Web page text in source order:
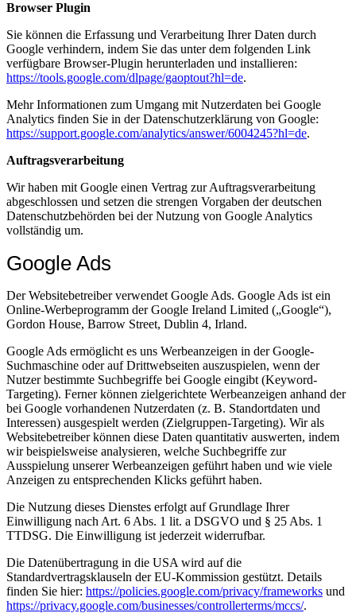
Browser Plugin
Sie können die Erfassung und Verarbeitung Ihrer Daten durch
Google verhindern, indem Sie das unter dem folgenden Link
verfügbare Browser-Plugin herunterladen und installieren:
https://tools.google.com/dlpage/gaoptout?hl=de.
Mehr Informationen zum Umgang mit Nutzerdaten bei Google
Analytics finden Sie in der Datenschutzerklärung von Google:
https://support.google.com/analytics/answer/6004245?hl=de.
Auftragsverarbeitung
Wir haben mit Google einen Vertrag zur Auftragsverarbeitung
abgeschlossen und setzen die strengen Vorgaben der deutschen
Datenschutzbehörden bei der Nutzung von Google Analytics
vollständig um.
Google Ads
Der Websitebetreiber verwendet Google Ads. Google Ads ist ein
Online-Werbeprogramm der Google Ireland Limited („Google“),
Gordon House, Barrow Street, Dublin 4, Irland.
Google Ads ermöglicht es uns Werbeanzeigen in der Google-
Suchmaschine oder auf Drittwebseiten auszuspielen, wenn der
Nutzer bestimmte Suchbegriffe bei Google eingibt (Keyword-
Targeting). Ferner können zielgerichtete Werbeanzeigen anhand der
bei Google vorhandenen Nutzerdaten (z. B. Standortdaten und
Interessen) ausgespielt werden (Zielgruppen-Targeting). Wir als
Websitebetreiber können diese Daten quantitativ auswerten, indem
wir beispielsweise analysieren, welche Suchbegriffe zur
Ausspielung unserer Werbeanzeigen geführt haben und wie viele
Anzeigen zu entsprechenden Klicks geführt haben.
Die Nutzung dieses Dienstes erfolgt auf Grundlage Ihrer
Einwilligung nach Art. 6 Abs. 1 lit. a DSGVO und § 25 Abs. 1
TTDSG. Die Einwilligung ist jederzeit widerrufbar.
Die Datenübertragung in die USA wird auf die
Standardvertragsklauseln der EU-Kommission gestützt. Details
finden Sie hier: https://policies.google.com/privacy/frameworks und
https://privacy.google.com/businesses/controllerterms/mccs/.